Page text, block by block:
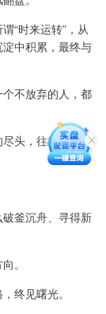
“时来运转”，从
中积累，最终与
不放弃的人，都
头，往往正是紫
釜沉舟、寻得新
。
终见曙光。